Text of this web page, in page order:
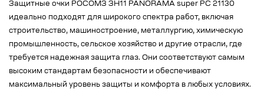
Защитные очки РОСОМЗ ЗН11 PANORAMA super PC 21130
идеально подходят для широкого спектра работ, включая
строительство, машиностроение, металлургию, химическую
промышленность, сельское хозяйство и другие отрасли, где
требуется надежная защита глаз. Они соответствуют самым
высоким стандартам безопасности и обеспечивают
максимальный уровень защиты и комфорта в любых условиях.